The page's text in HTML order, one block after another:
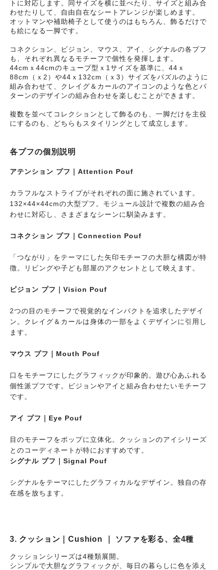
トに対応します。同サイズを横に並べたり、サイズと組み合
わせたりして、自由自在なシートアレンジが楽しめます。
オットマンや補助椅子として使うのはもちろん、飾るだけで
も絵になる一脚です。
コネクション、ビジョン、マウス、アイ、シグナルの各プフ
も、それぞれ異なるモチーフで個性を発揮します。
44cmｘ44cmのキューブ型ｘ1サイズを基準に、44ｘ
88cm（ｘ2）や44ｘ132cm（ｘ3）サイズをパズルのように
組み合わせて、クレイグ＆カールのアイコンのような色とパ
ターンのデザインの組み合わせを楽しむことができます。
複数を並べてコレクションとして飾るのも、一脚だけを主役
にするのも、どちらもスタイリングとして成立します。
各プフの個別説明
アテンション プフ｜Attention Pouf
カラフルなストライプがそれぞれの面に施されています。
132×44×44cmの大型プフ。モジュール設計で複数の組み合
わせに対応し、さまざまなシーンに馴染みます。
コネクション プフ｜Connection Pouf
「つながり」をテーマにした矢印モチーフの大胆な構図が特
徴。リビングや子ども部屋のアクセントとして映えます。
ビジョン プフ｜Vision Pouf
2つの目のモチーフで視覚的なインパクトを追求したデザイ
ン。クレイグ＆カールは身体の一部をよくデザインに引用し
ます。
マウス プフ｜Mouth Pouf
口をモチーフにしたグラフィックが印象的。遊び心あふれる
個性派プフです。ビジョンやアイと組み合わせたいモチーフ
です。
アイ プフ｜Eye Pouf
目のモチーフをポップに立体化。クッションのアイシリーズ
とのコーディネートが特におすすめです。
シグナル プフ｜Signal Pouf
シグナルをテーマにしたグラフィカルなデザイン。独自の存
在感を放ちます。
3. クッション｜Cushion ｜ ソファを彩る、全4種
クッションシリーズは4種類展開。
シンプルで大胆なグラフィックが、毎日の暮らしに色を添え